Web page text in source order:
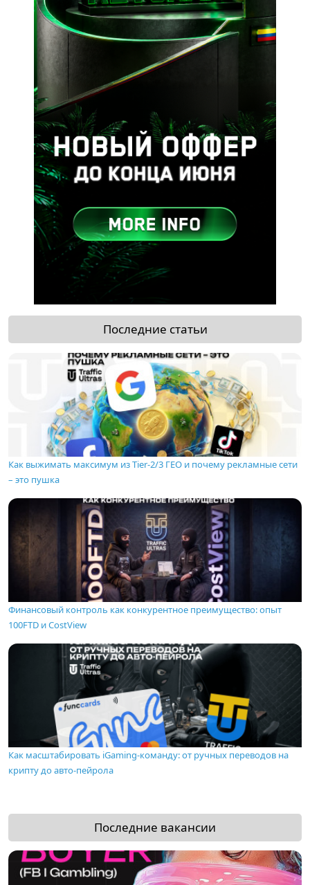
Последние статьи
Как выжимать максимум из Tier-2/3 ГЕО и почему рекламные сети
– это пушка
Финансовый контроль как конкурентное преимущество: опыт
100FTD и CostView
Как масштабировать iGaming-команду: от ручных переводов на
крипту до авто-пейрола
Последние вакансии